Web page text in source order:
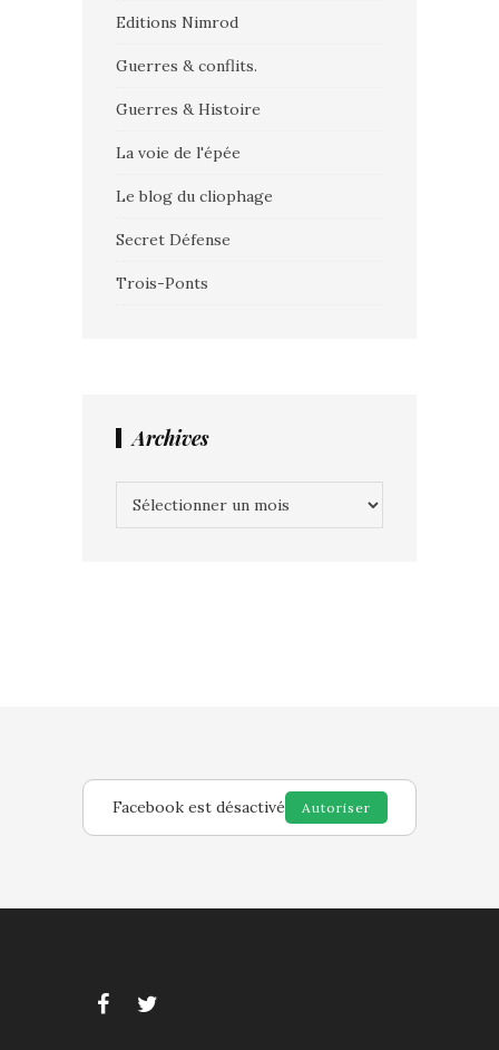
Editions Nimrod
Guerres & conflits.
Guerres & Histoire
La voie de l'épée
Le blog du cliophage
Secret Défense
Trois-Ponts
Archives
Facebook est désactivé Autoriser